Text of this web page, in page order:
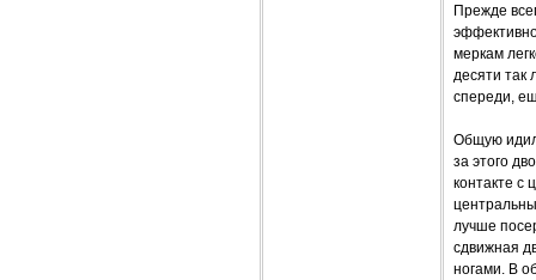
Прежде
меркам
десяти
спереди,
Общую
за этого
контакте с
лучше
сдвижная
ногами. В